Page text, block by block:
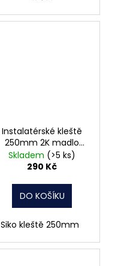
Instalatérské kleště
250mm 2K madlo
CONNEX
Skladem (>5 ks)
290 Kč
DO KOŠÍKU
Siko kleště 250mm